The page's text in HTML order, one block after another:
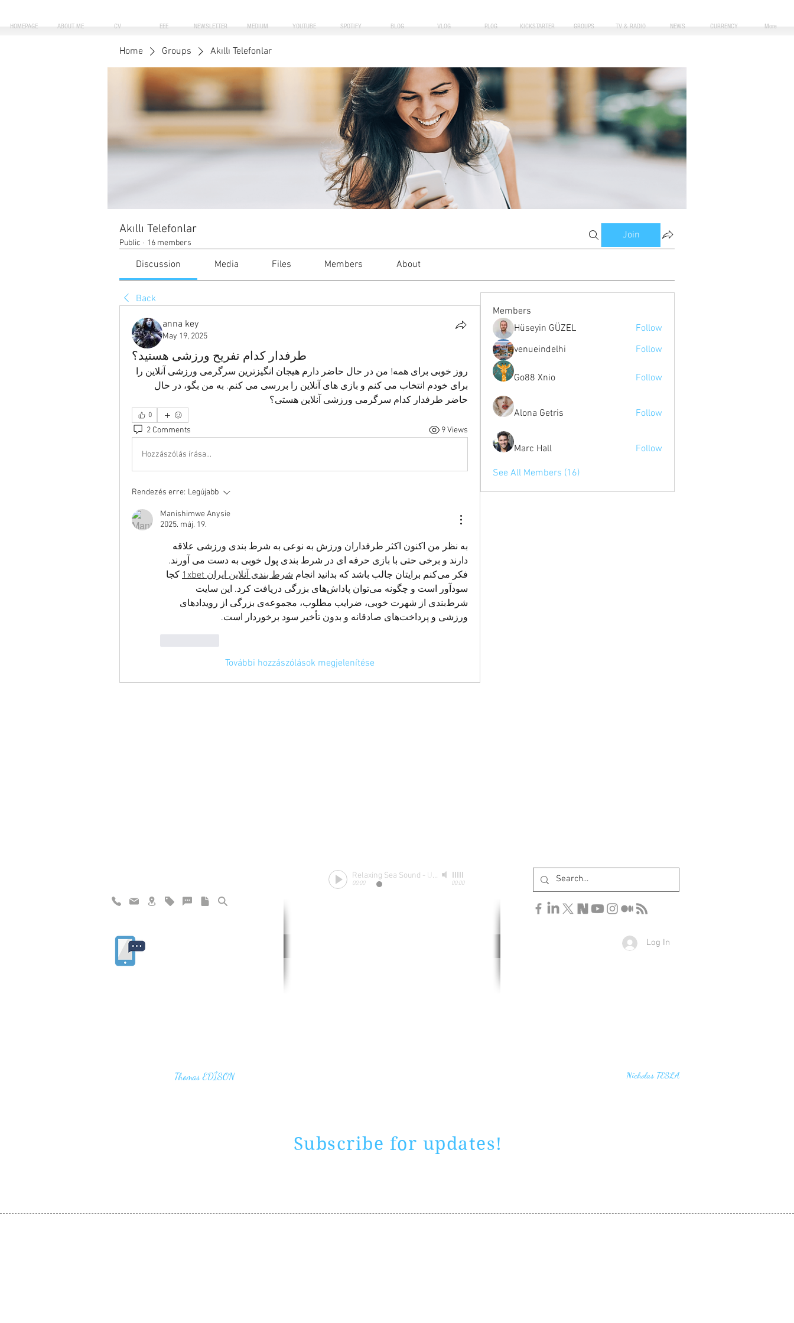
HOMEPAGE ABOUT ME CV EEE NEWSLETTER MEDIUM YOUTUBE SPOTIFY BLOG VLOG PLOG KICKSTARTER GROUPS TV & RADIO NEWS CURRENCY More
Home Groups Akıllı Telefonlar
Akıllı Telefonlar
Public · 16 members
Join
Discussion Media Files Members About
Back
anna key
May 19, 2025
طرفدار کدام تفریح ​​ورزشی هستید؟
حاضر طرفدار کدام سرگرمی ورزشی آنلاین هستی؟
0
2 Comments 9 Views
Hozzászólás írása...
Rendezés erre: Legújabb
Manishimwe Anysie
2025. máj. 19.
فکر می‌کنم برایتان جالب باشد که بدانید انجام
شرط بندی آنلاین ایران 1xbet
ورزشی و پرداخت‌های صادقانه و بدون تأخیر سود برخوردار است.
További hozzászólások megjelenítése
Members
Hüseyin GÜZEL
Follow
venueindelhi
Follow
Go88 Xnio Follow
Alona Getris Follow
Marc Hall Follow
See All Members (16)
Relaxing Sea Sound -
00:00 00:00
Log In
Thomas EDİSON Nicholas TESLA
Subscribe for updates!